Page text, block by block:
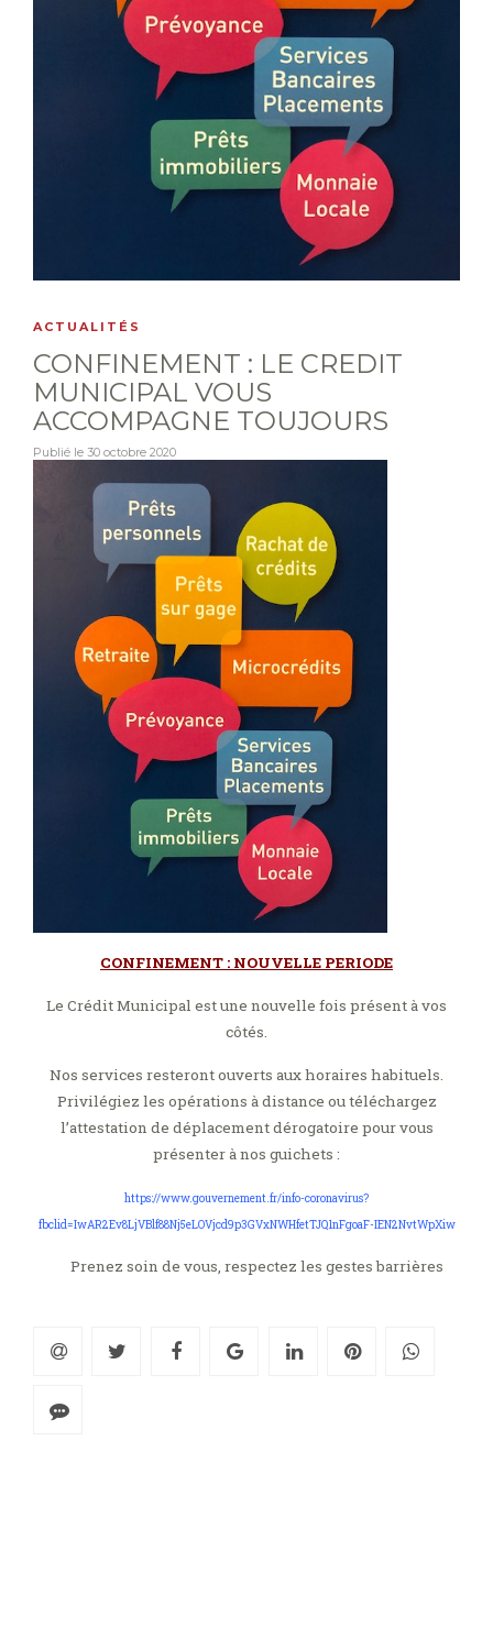
ACTUALITÉS
CONFINEMENT : LE CREDIT
MUNICIPAL VOUS
ACCOMPAGNE TOUJOURS
Publié le 30 octobre 2020
CONFINEMENT : NOUVELLE PERIODE
Le Crédit Municipal est une nouvelle fois présent à vos
côtés.
Nos services resteront ouverts aux horaires habituels.
Privilégiez les opérations à distance ou téléchargez
l’attestation de déplacement dérogatoire pour vous
présenter à nos guichets :
https://www.gouvernement.fr/info-coronavirus?
fbclid=IwAR2Ev8LjVBlf88Nj5eLOVjcd9p3GVxNWHfetTJQ1nFgoaF-IEN2NvtWpXiw
Prenez soin de vous, respectez les gestes barrières